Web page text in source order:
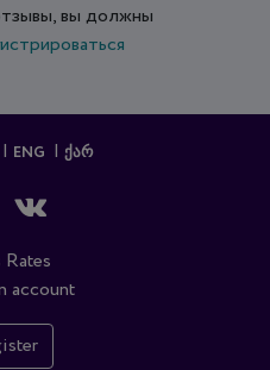
вы должны
ENG ᲥᲐᲠ
Rates
account